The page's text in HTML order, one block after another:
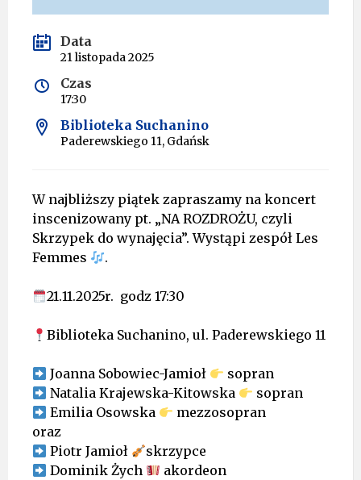
Data
21 listopada 2025
Czas
17:30
Biblioteka Suchanino
Paderewskiego 11, Gdańsk
W najbliższy piątek zapraszamy na koncert
inscenizowany pt. „NA ROZDROŻU, czyli
Skrzypek do wynajęcia”. Wystąpi zespół Les
Femmes
.
21.11.2025r. godz 17:30
Biblioteka Suchanino, ul. Paderewskiego 11
Joanna Sobowiec-Jamioł
sopran
Natalia Krajewska-Kitowska
sopran
Emilia Osowska
mezzosopran
oraz
Piotr Jamioł
skrzypce
Dominik Żych
akordeon